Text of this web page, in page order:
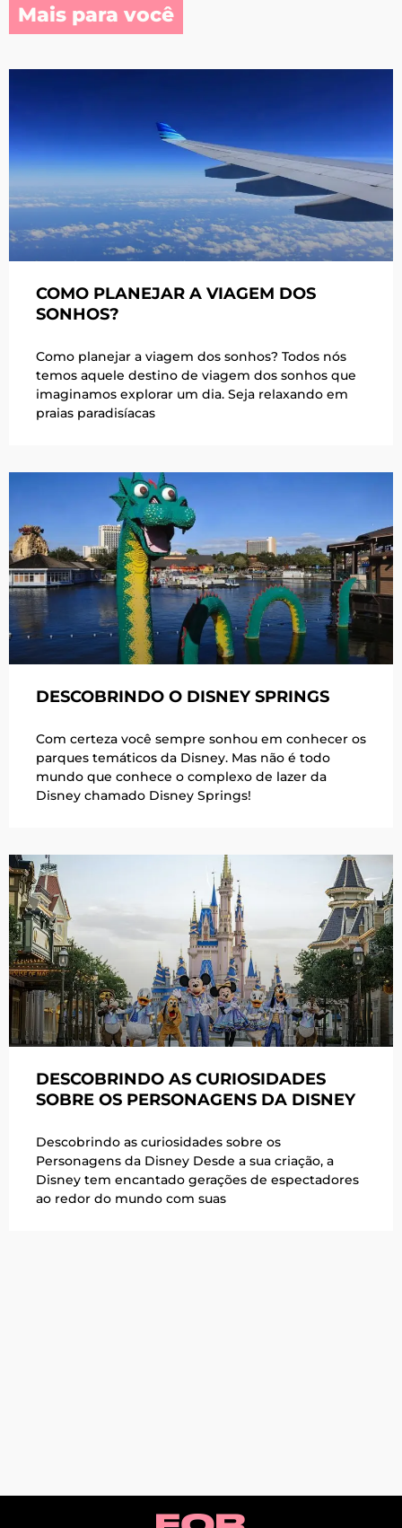
Mais para você
COMO PLANEJAR A VIAGEM DOS
SONHOS?
Como planejar a viagem dos sonhos? Todos nós
temos aquele destino de viagem dos sonhos que
imaginamos explorar um dia. Seja relaxando em
praias paradisíacas
DESCOBRINDO O DISNEY SPRINGS
Com certeza você sempre sonhou em conhecer os
parques temáticos da Disney. Mas não é todo
mundo que conhece o complexo de lazer da
Disney chamado Disney Springs!
DESCOBRINDO AS CURIOSIDADES
SOBRE OS PERSONAGENS DA DISNEY
Descobrindo as curiosidades sobre os
Personagens da Disney Desde a sua criação, a
Disney tem encantado gerações de espectadores
ao redor do mundo com suas